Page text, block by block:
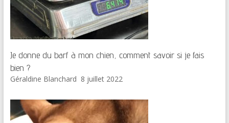
Je donne du barf à mon chien, comment savoir si je fais
bien ?
Géraldine Blanchard 8 juillet 2022